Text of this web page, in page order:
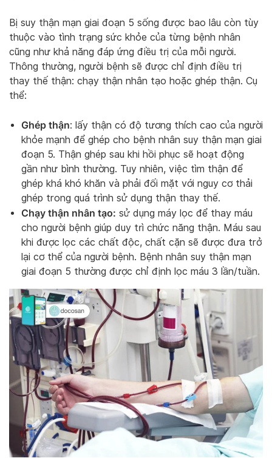
Bị suy thận mạn giai đoạn 5 sống được bao lâu còn tùy
thuộc vào tình trạng sức khỏe của từng bệnh nhân
cũng như khả năng đáp ứng điều trị của mỗi người.
Thông thường, người bệnh sẽ được chỉ định điều trị
thay thế thận: chạy thận nhân tạo hoặc ghép thận. Cụ
thể:
Ghép thận: lấy thận có độ tương thích cao của người
khỏe mạnh để ghép cho bệnh nhân suy thận mạn giai
đoạn 5. Thận ghép sau khi hồi phục sẽ hoạt động
gần như bình thường. Tuy nhiên, việc tìm thận để
ghép khá khó khăn và phải đối mặt với nguy cơ thải
ghép trong quá trình sử dụng thận thay thế.
Chạy thận nhân tạo: sử dụng máy lọc để thay máu
cho người bệnh giúp duy trì chức năng thận. Máu sau
khi được lọc các chất độc, chất cặn sẽ được đưa trở
lại cơ thể của người bệnh. Bệnh nhân suy thận mạn
giai đoạn 5 thường được chỉ định lọc máu 3 lần/tuần.